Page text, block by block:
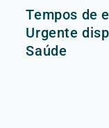
Tempos de
Urgente
Saúde